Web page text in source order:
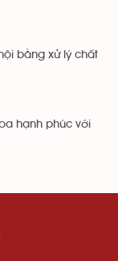
bằng xử lý chất
hạnh phúc với